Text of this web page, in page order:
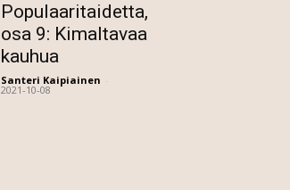
Populaaritaidetta,
osa 9: Kimaltavaa
kauhua
Santeri Kaipiainen -
2021-10-08